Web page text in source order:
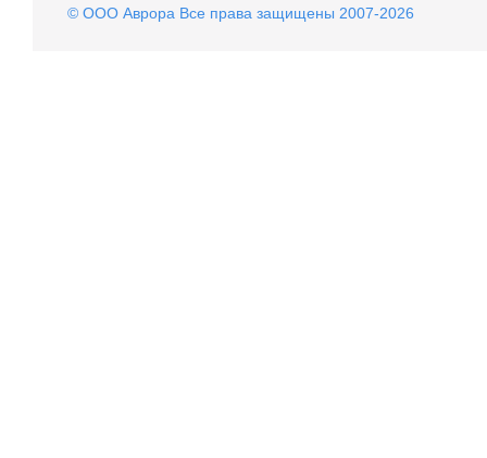
© OOO Аврора Все права защищены 2007-2026